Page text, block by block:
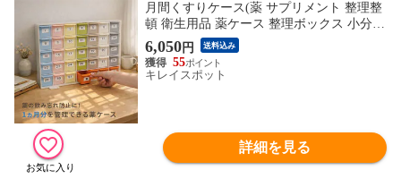
月間くすりケース(薬 サプリメント 整理整
頓 衛生用品 薬ケース 整理ボックス 小分け
管理 ケース ボックス 飲み忘れ防止)
6,050円 送料込み
55
キレイスポット
詳細を見る